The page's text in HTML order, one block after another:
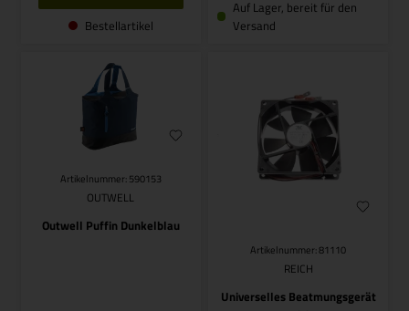
Bestellartikel
Auf Lager, bereit für den
Versand
Artikelnummer: 590153
OUTWELL
Outwell Puffin Dunkelblau
Artikelnummer: 81110
REICH
Universelles Beatmungsgerät